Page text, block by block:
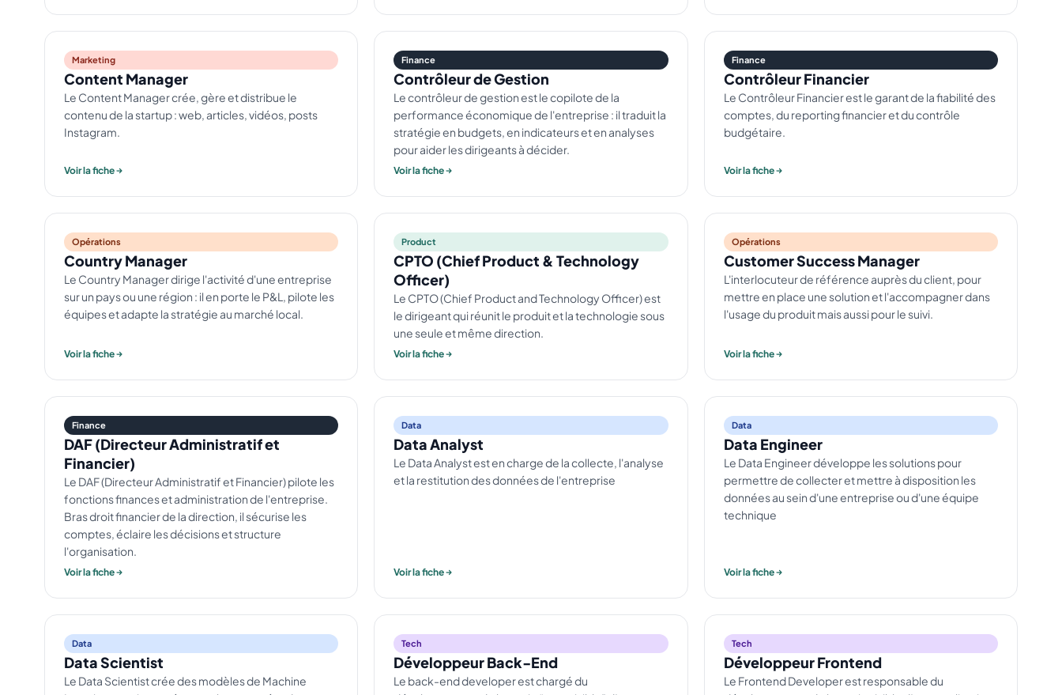
Marketing
Content Manager
Le Content Manager crée, gère et distribue le
contenu de la startup : web, articles, vidéos, posts
Instagram.
Voir la fiche
Finance
Contrôleur de Gestion
Le contrôleur de gestion est le copilote de la
performance économique de l'entreprise : il traduit la
stratégie en budgets, en indicateurs et en analyses
pour aider les dirigeants à décider.
Voir la fiche
Finance
Contrôleur Financier
Le Contrôleur Financier est le garant de la fiabilité des
comptes, du reporting financier et du contrôle
budgétaire.
Voir la fiche
Opérations
Country Manager
Le Country Manager dirige l'activité d'une entreprise
sur un pays ou une région : il en porte le P&L, pilote les
équipes et adapte la stratégie au marché local.
Voir la fiche
Product
CPTO (Chief Product & Technology
Officer)
Le CPTO (Chief Product and Technology Officer) est
le dirigeant qui réunit le produit et la technologie sous
une seule et même direction.
Voir la fiche
Opérations
Customer Success Manager
L'interlocuteur de référence auprès du client, pour
mettre en place une solution et l'accompagner dans
l'usage du produit mais aussi pour le suivi.
Voir la fiche
Finance
DAF (Directeur Administratif et
Financier)
Le DAF (Directeur Administratif et Financier) pilote les
fonctions finances et administration de l'entreprise.
Bras droit financier de la direction, il sécurise les
comptes, éclaire les décisions et structure
l'organisation.
Voir la fiche
Data
Data Analyst
Le Data Analyst est en charge de la collecte, l'analyse
et la restitution des données de l'entreprise
Voir la fiche
Data
Data Engineer
Le Data Engineer développe les solutions pour
permettre de collecter et mettre à disposition les
données au sein d'une entreprise ou d'une équipe
technique
Voir la fiche
Data
Data Scientist
Le Data Scientist crée des modèles de Machine
Tech
Développeur Back-End
Le back-end developer est chargé du
Tech
Développeur Frontend
Le Frontend Developer est responsable du